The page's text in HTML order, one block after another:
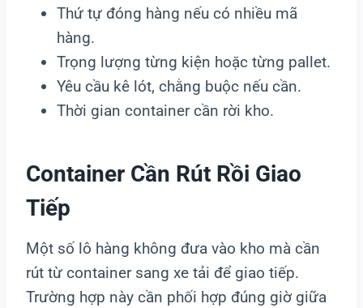
Thứ tự đóng hàng nếu có nhiều mã
hàng.
Trọng lượng từng kiện hoặc từng pallet.
Yêu cầu kê lót, chằng buộc nếu cần.
Thời gian container cần rời kho.
Container Cần Rút Rồi Giao
Tiếp
Một số lô hàng không đưa vào kho mà cần
rút từ container sang xe tải để giao tiếp.
Trường hợp này cần phối hợp đúng giờ giữa